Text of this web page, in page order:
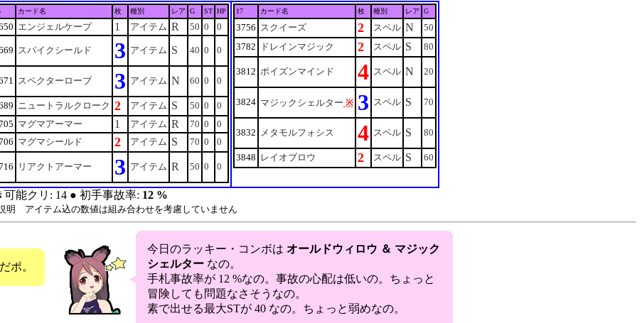
カード名 枚 種別 レア G ST HP
エンジェルケープ 1 アイテム R 50 0 0
スパイクシールド 3 アイテム S 40 0 0
スペクターローブ 3 アイテム N 60 0 0
ニュートラルクローク 2 アイテム S 50 0
0
マグマアーマー 1 アイテム R 70 0
0
マグマシールド 2 アイテム S 70 0 0
リアクトアーマー 3 アイテム R 50 0 0
17 カード名 枚 種別 レア G
3756 スクイーズ 2 スペル N
50
3782
ドレインマジック 2 スペル S 80
3812 ポイズンマインド 4 スペル N 20
3824 マジックシェルター ※ 3 スペル S 70
3832 メタモルフォシス 4 スペル S 80
3848 レイオブロウ 2 スペル S 60
可能クリ: 14 ● 初手事故率: 12 %
明 アイテム込の数値は組み合わせを考慮していません
だポ。
今日のラッキー・コンボは オールドウィロウ ＆ マジック
シェルター なの。
手札事故率が 12 %なの。事故の心配は低いの。ちょっと
冒険しても問題なさそうなの。
素で出せる最大STが 40 なの。ちょっと弱めなの。